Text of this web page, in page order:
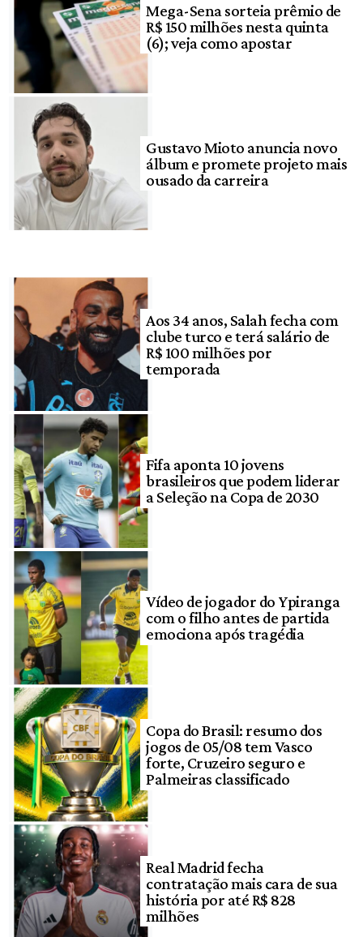
Mega-Sena sorteia prêmio de
R$ 150 milhões nesta quinta
(6); veja como apostar
Gustavo Mioto anuncia novo
álbum e promete projeto mais
ousado da carreira
Aos 34 anos, Salah fecha com
clube turco e terá salário de
R$ 100 milhões por
temporada
Fifa aponta 10 jovens
brasileiros que podem liderar
a Seleção na Copa de 2030
Vídeo de jogador do Ypiranga
com o filho antes de partida
emociona após tragédia
Copa do Brasil: resumo dos
jogos de 05/08 tem Vasco
forte, Cruzeiro seguro e
Palmeiras classificado
Real Madrid fecha
contratação mais cara de sua
história por até R$ 828
milhões